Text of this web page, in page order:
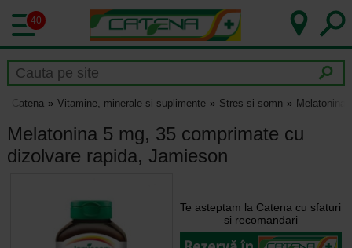
40
Catena Vitamine, minerale si suplimente Stres si somn Melatonina
Melatonina 5 mg, 35 comprimate cu
dizolvare rapida, Jamieson
Te asteptam la Catena cu sfaturi
si recomandari